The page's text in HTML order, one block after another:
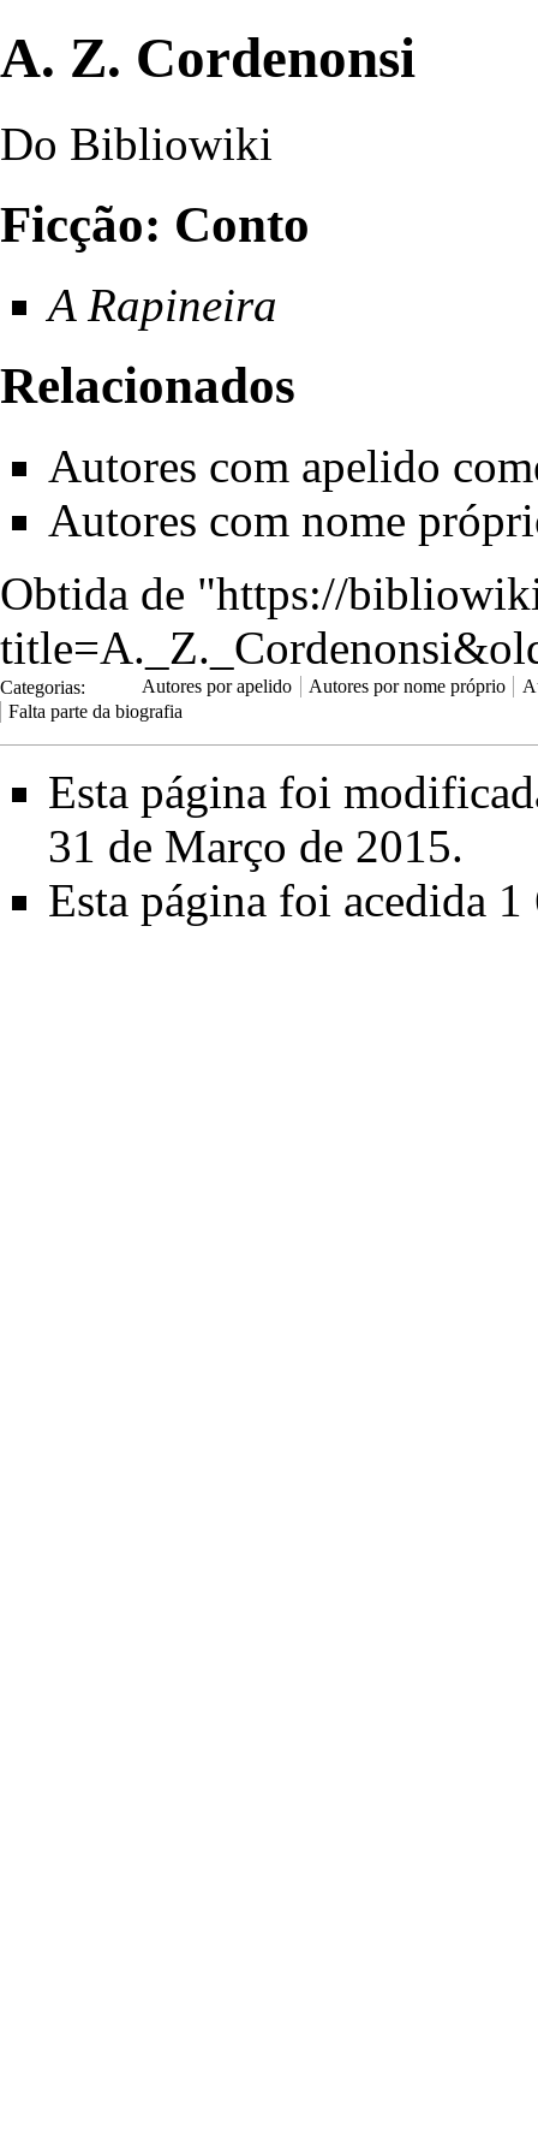
A. Z. Cordenonsi
Do Bibliowiki
Ficção: Conto
A Rapineira
Relacionados
Autores com apelido
Autores com nome
Obtida de "https://
Categorias: Autores por apelido Autores por nome próprio
Falta parte da biografia
Esta página foi
31 de Março de 2015.
Esta página foi acedida 1